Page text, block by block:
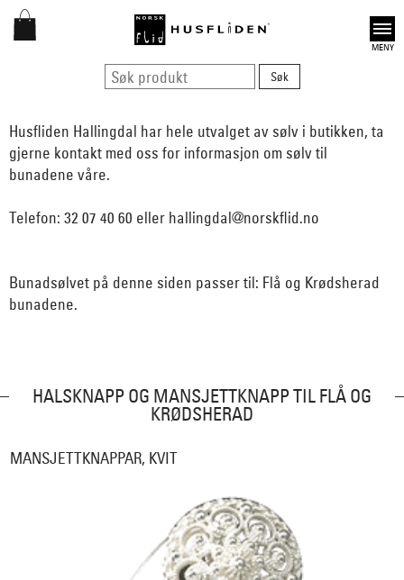
Open
Husfliden Hallingdal har hele utvalget av sølv i butikken, ta
gjerne kontakt med oss for informasjon om sølv til
bunadene våre.
Telefon: 32 07 40 60 eller hallingdal@norskflid.no
Bunadsølvet på denne siden passer til: Flå og Krødsherad
bunadene.
HALSKNAPP OG MANSJETTKNAPP TIL FLÅ OG
KRØDSHERAD
MANSJETTKNAPPAR, KVIT